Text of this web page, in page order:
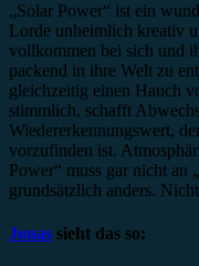
„Solar Power“ ist ein
Lorde unheimlich kreativ
vollkommen bei sich und
packend in ihre Welt zu
gleichzeitig einen Hauch
stimmlich, schafft
Wiedererkennungswert,
vorzufinden ist.
Power“ muss gar nicht an
grundsätzlich anders.
Jonas sieht das so: